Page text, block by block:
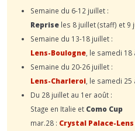
Semaine du 6-12 juillet :
Reprise les 8 juillet (staff) et 9
Semaine du 13-18 juillet :
Lens-Boulogne , le samedi
Semaine du 20-26 juillet :
Lens-Charleroi , le samedi
Du 28 juillet au 1er août :
Stage en Italie et Como Cup
mar.28 : Crystal Palace-Lens